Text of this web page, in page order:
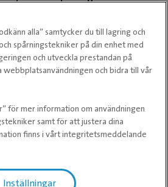
i ovanstående text eller något
en bidragande orsak till djurets
alla” samtycker du till lagring och
spårningstekniker på din enhet med
och utveckla prestandan på
webbplatsanvändningen och bidra till vår
för mer information om användningen
samt för att justera dina
finns i vårt integritetsmeddelande
Inställningar